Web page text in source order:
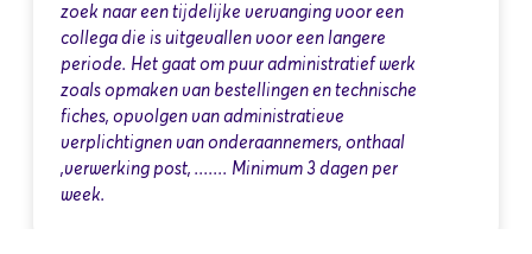
zoek naar een tijdelijke vervanging voor een
collega die is uitgevallen voor een langere
periode. Het gaat om puur administratief werk
zoals opmaken van bestellingen en technische
fiches, opvolgen van administratieve
verplichtignen van onderaannemers, onthaal
,verwerking post, ....... Minimum 3 dagen per
week.